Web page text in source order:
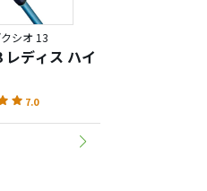
シオ 13
レディス ハイ
7.0